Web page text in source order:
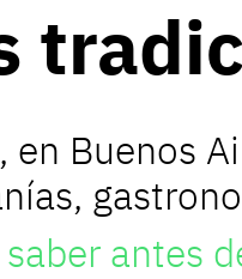
en Buenos
antes